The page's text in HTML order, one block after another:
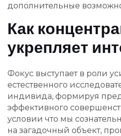
дополнительные
Как
укрепляет
Фокус выступает в роли
естественного
индивида, формируя
эффективного
условии что мы
на загадочный объект,